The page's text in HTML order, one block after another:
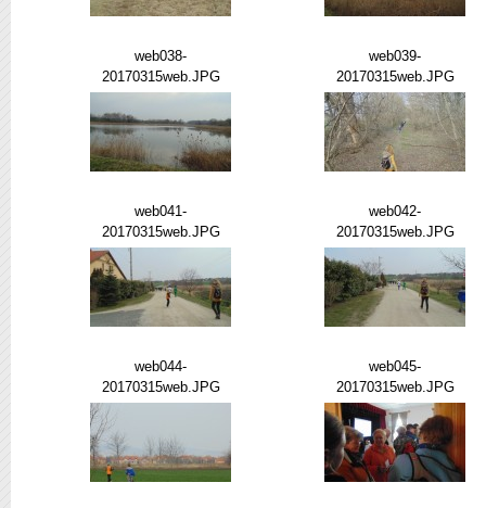
web038-
20170315web.JPG
web039-
20170315web.JPG
web041-
20170315web.JPG
web042-
20170315web.JPG
web044-
20170315web.JPG
web045-
20170315web.JPG